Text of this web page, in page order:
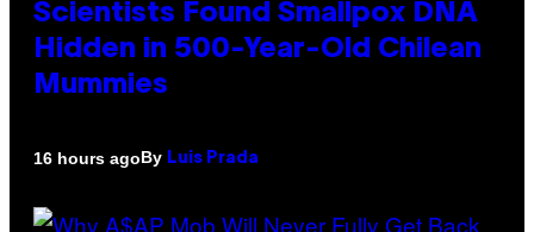
Scientists Found Smallpox DNA
Hidden in 500-Year-Old Chilean
Mummies
16 hours agoBy Luis Prada